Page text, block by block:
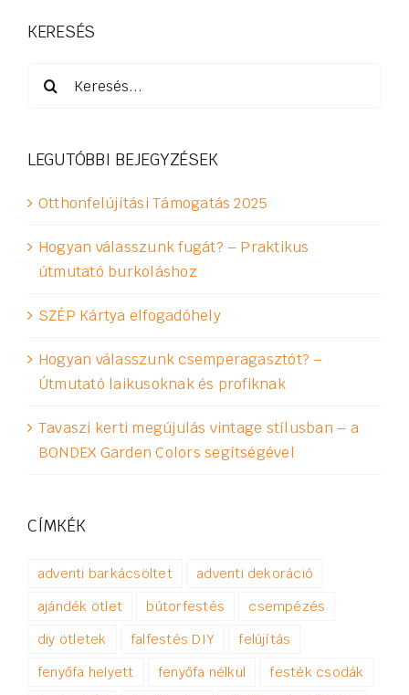
KERESÉS
Keresés...
LEGUTÓBBI BEJEGYZÉSEK
Otthonfelújítási Támogatás 2025
Hogyan válasszunk fugát? – Praktikus
útmutató burkoláshoz
SZÉP Kártya elfogadóhely
Hogyan válasszunk csemperagasztót? –
Útmutató laikusoknak és profiknak
Tavaszi kerti megújulás vintage stílusban – a
BONDEX Garden Colors segítségével
CÍMKÉK
adventi barkácsöltet
adventi dekoráció
ajándék ötlet
bútorfestés
csempézés
diy ötletek
falfestés DIY
felújítás
fenyőfa helyett
fenyőfa nélkül
festék csodák